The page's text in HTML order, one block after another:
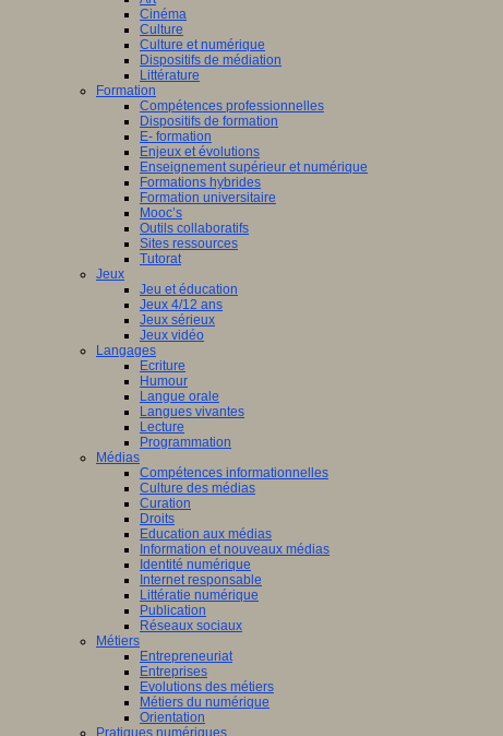
Cinéma
Culture
Culture et numérique
Dispositifs de médiation
Littérature
Formation
Compétences professionnelles
Dispositifs de formation
E- formation
Enjeux et évolutions
Enseignement supérieur et numérique
Formations hybrides
Formation universitaire
Mooc’s
Outils collaboratifs
Sites ressources
Tutorat
Jeux
Jeu et éducation
Jeux 4/12 ans
Jeux sérieux
Jeux vidéo
Langages
Ecriture
Humour
Langue orale
Langues vivantes
Lecture
Programmation
Médias
Compétences informationnelles
Culture des médias
Curation
Droits
Education aux médias
Information et nouveaux médias
Identité numérique
Internet responsable
Littératie numérique
Publication
Réseaux sociaux
Métiers
Entrepreneuriat
Entreprises
Evolutions des métiers
Métiers du numérique
Orientation
Pratiques numériques